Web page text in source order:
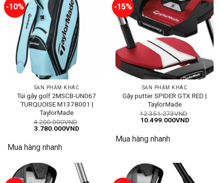
-10%
SẢN PHẨM KHÁC
Túi gậy golf 2MSCB-UN067
TURQUOISE M1378001 |
TaylorMade
4.200.000VND
Giá
4.200.000VND.
3.780.000VNDGiá
Mua hàng nhanh
-15%
SẢN PHẨM KHÁC
Gậy putter SPIDER GTX RED |
TaylorMade
12.351.273VND
Giá
12.351.273VND.
10.499.000VNDGiá
Mua hàng nhanh